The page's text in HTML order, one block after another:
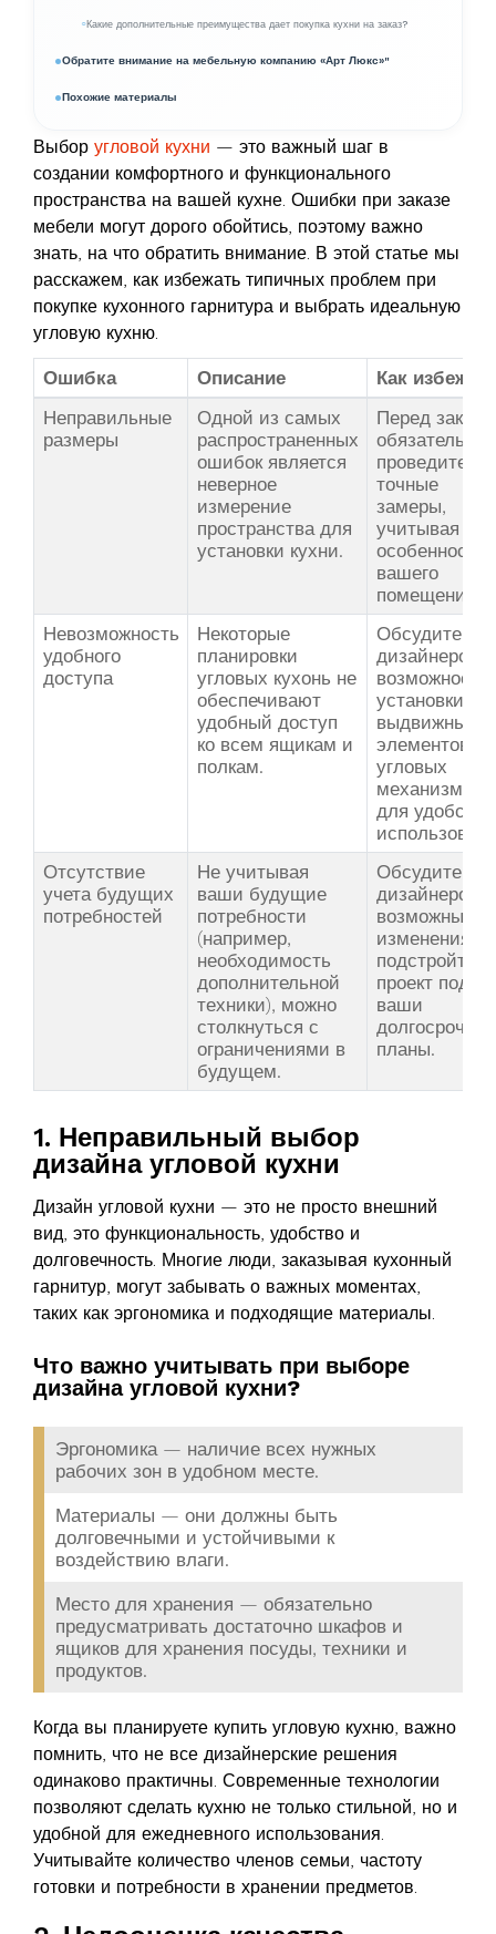
Какие дополнительные преимущества дает покупка кухни на заказ?
Обратите внимание на мебельную компанию «Арт Люкс»"
Похожие материалы
Выбор угловой кухни — это важный шаг в
создании комфортного и функционального
пространства на вашей кухне. Ошибки при заказе
мебели могут дорого обойтись, поэтому важно
знать, на что обратить внимание. В этой статье мы
расскажем, как избежать типичных проблем при
покупке кухонного гарнитура и выбрать идеальную
угловую кухню.
Ошибка Описание
Как
Неправильные
размеры
Одной из самых
распространенных
ошибок является
неверное
измерение
пространства для
установки кухни.
Перед
обязательно
проведите
точные
замеры,
учитывая все
особенности
вашего
помещения.
Невозможность
удобного
доступа
Некоторые
планировки
угловых кухонь не
обеспечивают
удобный доступ
ко всем ящикам и
полкам.
Обсудите с
дизайнером
возможность
установки
выдвижных
элементов
угловых
механизмов
для удобства
Отсутствие
учета будущих
потребностей
Не учитывая
ваши будущие
потребности
(например,
необходимость
дополнительной
техники), можно
столкнуться с
ограничениями в
будущем.
Обсудите с
дизайнером
возможные
изменения и
подстройте
проект под
ваши
планы.
1. Неправильный выбор
дизайна угловой кухни
Дизайн угловой кухни — это не просто внешний
вид, это функциональность, удобство и
долговечность. Многие люди, заказывая кухонный
гарнитур, могут забывать о важных моментах,
таких как эргономика и подходящие материалы.
Что важно учитывать при выборе
дизайна угловой кухни?
Эргономика — наличие всех нужных
рабочих зон в удобном месте.
Материалы — они должны быть
долговечными и устойчивыми к
воздействию влаги.
Место для хранения — обязательно
предусматривать достаточно шкафов и
ящиков для хранения посуды, техники и
продуктов.
Когда вы планируете купить угловую кухню, важно
помнить, что не все дизайнерские решения
одинаково практичны. Современные технологии
позволяют сделать кухню не только стильной, но и
удобной для ежедневного использования.
Учитывайте количество членов семьи, частоту
готовки и потребности в хранении предметов.